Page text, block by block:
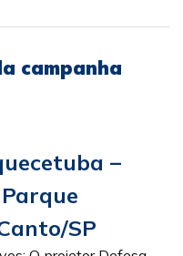
campanha
–
SP